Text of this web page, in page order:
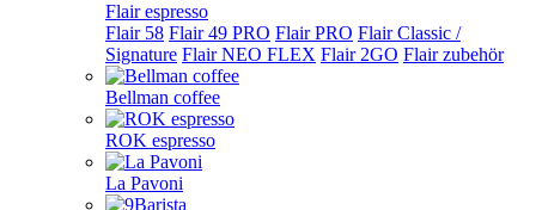
Flair espresso
Flair 58 Flair 49 PRO Flair PRO Flair Classic /
Signature Flair NEO FLEX Flair 2GO Flair zubehör
Bellman coffee
ROK espresso
La Pavoni